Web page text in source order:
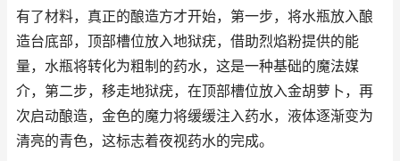
有了材料，真正的酿造方才开始，第一步，将水瓶放入酿
造台底部，顶部槽位放入地狱疣，借助烈焰粉提供的能
量，水瓶将转化为粗制的药水，这是一种基础的魔法媒
介，第二步，移走地狱疣，在顶部槽位放入金胡萝卜，再
次启动酿造，金色的魔力将缓缓注入药水，液体逐渐变为
清亮的青色，这标志着夜视药水的完成。